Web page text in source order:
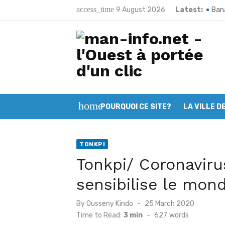
access_time 9 August 2026 Latest:
homePOURQUOI CE SITE? LA VILLE
TONKPI
Tonkpi/
sensibilise le
ByOusseny Kindo
Posted
25 March 2020
Time to Read: 3 min - 627 words